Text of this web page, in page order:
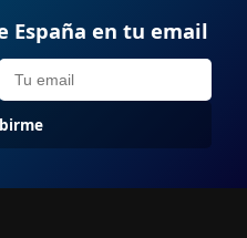
España en tu email